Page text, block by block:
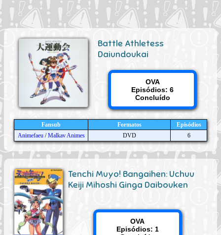
Battle Athletess
Daiundoukai
OVA
Episódios: 6
Concluído
Fansub Formatos
Episódios
Animefaeu/Malkav Animes DVD 6
Tenchi Muyo! Bangaihen: Uchuu
Keiji Mihoshi Ginga Daibouken
OVA
Episódios: 1